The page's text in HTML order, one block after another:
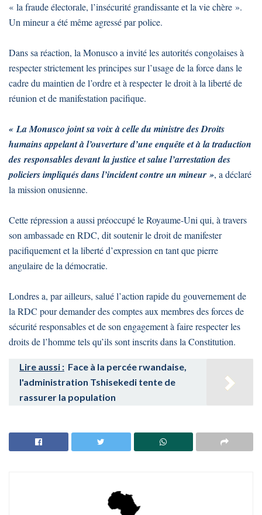
« la fraude électorale, l’insécurité grandissante et la vie chère ».
Un mineur a été même agressé par police.
Dans sa réaction, la Monusco a invité les autorités congolaises à
respecter strictement les principes sur l’usage de la force dans le
cadre du maintien de l’ordre et à respecter le droit à la liberté de
réunion et de manifestation pacifique.
« La Monusco joint sa voix à celle du ministre des Droits
humains appelant à l’ouverture d’une enquête et à la traduction
des responsables devant la justice et salue l’arrestation des
policiers impliqués dans l’incident contre un mineur », a déclaré
la mission onusienne.
Cette répression a aussi préoccupé le Royaume-Uni qui, à travers
son ambassade en RDC, dit soutenir le droit de manifester
pacifiquement et la liberté d’expression en tant que pierre
angulaire de la démocratie.
Londres a, par ailleurs, salué l’action rapide du gouvernement de
la RDC pour demander des comptes aux membres des forces de
sécurité responsables et de son engagement à faire respecter les
droits de l’homme tels qu’ils sont inscrits dans la Constitution.
Lire aussi : Face à la percée rwandaise,
l'administration Tshisekedi tente de
rassurer la population